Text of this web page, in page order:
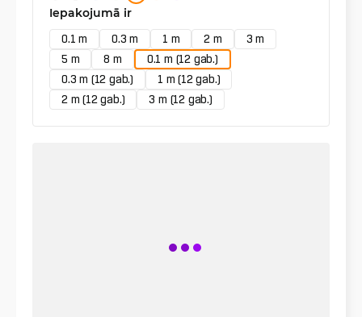
Iepakojumā ir
0.1 m 0.3 m 1 m 2 m
3 m
5 m
8 m
0.1 m (12 gab.)
0.3 m (12 gab.)
1 m (12 gab.)
2 m (12 gab.)
3 m (12 gab.)